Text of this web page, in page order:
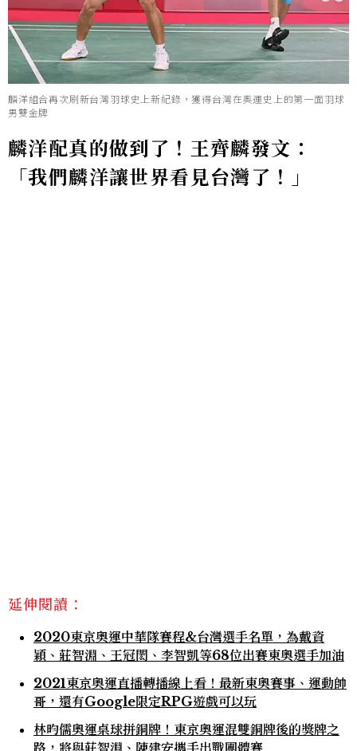
麟洋組合再次刷新台灣羽球史上新紀錄，獲得台灣在奧運史上的第一面羽球
男雙金牌
麟洋配真的做到了！王齊麟發文：
「我們麟洋讓世界看見台灣了！」
延伸閱讀：
2020東京奧運中華隊賽程&台灣選手名單，為戴資
穎、莊智淵、王冠閎、李智凱等68位出賽東奧選手加油
2021東京奧運直播轉播線上看！最新東奧賽事、運動帥
哥，還有Google限定RPG遊戲可以玩
林昀儒奧運桌球拼銅牌！東京奧運混雙銅牌後的獎牌之
路，將與莊智淵、陳建安攜手出戰團體賽